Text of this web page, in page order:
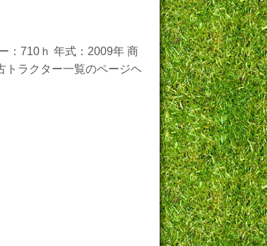
：710ｈ 年式：2009年 商
トラクター一覧のページヘ